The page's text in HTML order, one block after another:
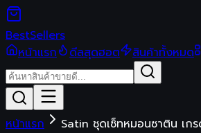
BestSellers
หน้าแรก
ดีลสุดฮอต สินค้าทั้งหมด
หน้าแรก
Satin ชุดเซ็ทหมอนซาติน เ